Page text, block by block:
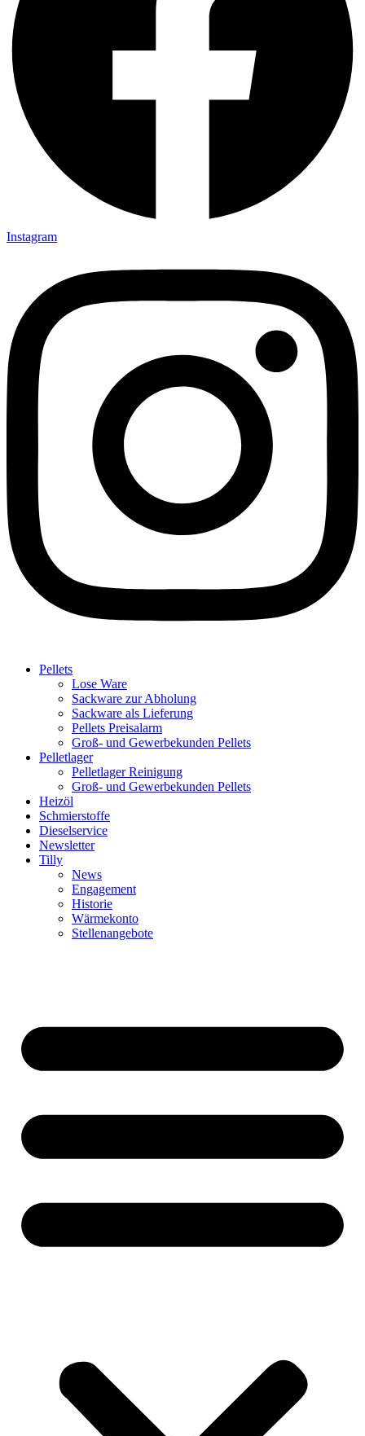
Instagram
Pellets
Lose Ware
Sackware zur Abholung
Sackware als Lieferung
Pellets Preisalarm
Groß- und Gewerbekunden Pellets
Pelletlager
Pelletlager Reinigung
Groß- und Gewerbekunden Pellets
Heizöl
Schmierstoffe
Dieselservice
Newsletter
Tilly
News
Engagement
Historie
Wärmekonto
Stellenangebote